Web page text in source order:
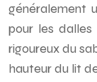
généralement
pour les dalles
rigoureux du
hauteur du lit